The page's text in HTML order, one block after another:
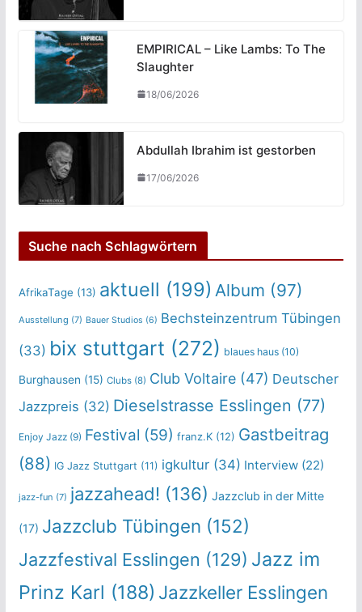
EMPIRICAL – Like Lambs: To The
Slaughter
18/06/2026
Abdullah Ibrahim ist gestorben
17/06/2026
Suche nach Schlagwörtern
AfrikaTage (13) aktuell (199) Album (97)
Ausstellung (7) Bauer Studios (6) Bechsteinzentrum Tübingen
(33) bix stuttgart (272) blaues haus(10)
Burghausen (15) Clubs(8) Club Voltaire(47) Deutscher
Jazzpreis (32) Dieselstrasse Esslingen (77)
Enjoy Jazz(9) Festival (59) franz.K(12) Gastbeitrag
(88) IG Jazz Stuttgart (11) igkultur(34) Interview(22)
jazz-fun (7) jazzahead! (136) Jazzclub in der Mitte
(17) Jazzclub Tübingen (152)
Jazzfestival Esslingen (129) Jazz im
Prinz Karl (188) Jazzkeller Esslingen